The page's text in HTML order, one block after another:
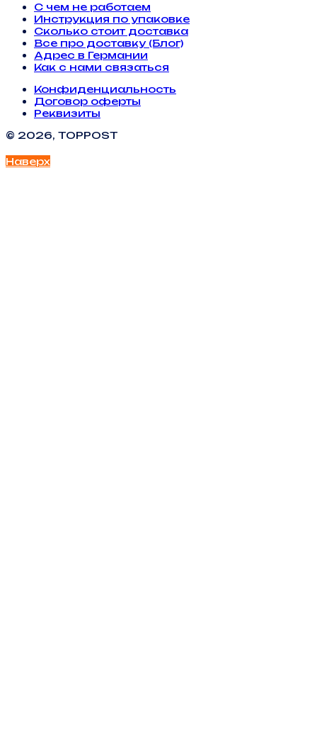
С чем не работаем
Инструкция по упаковке
Сколько стоит доставка
Все про доставку (Блог)
Адрес в Германии
Как с нами связаться
Конфиденциальность
Договор оферты
Реквизиты
© 2026, TOPPOST
Наверх